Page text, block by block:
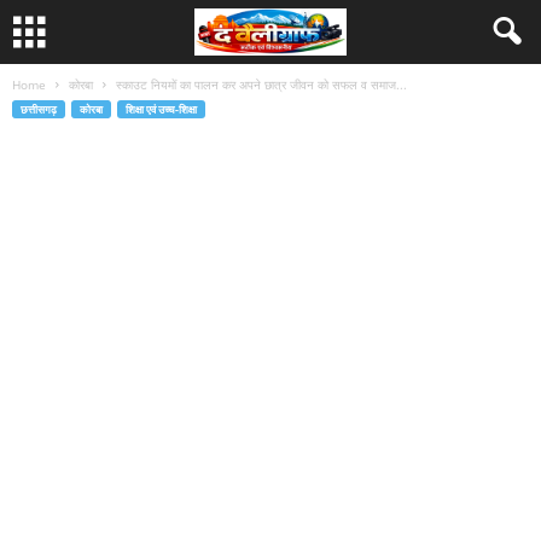
Home कोरबा स्काउट नियमों का पालन कर अपने छात्र जीवन को सफल व समाज...
छत्तीसगढ़ कोरबा शिक्षा एवं उच्च-शिक्षा